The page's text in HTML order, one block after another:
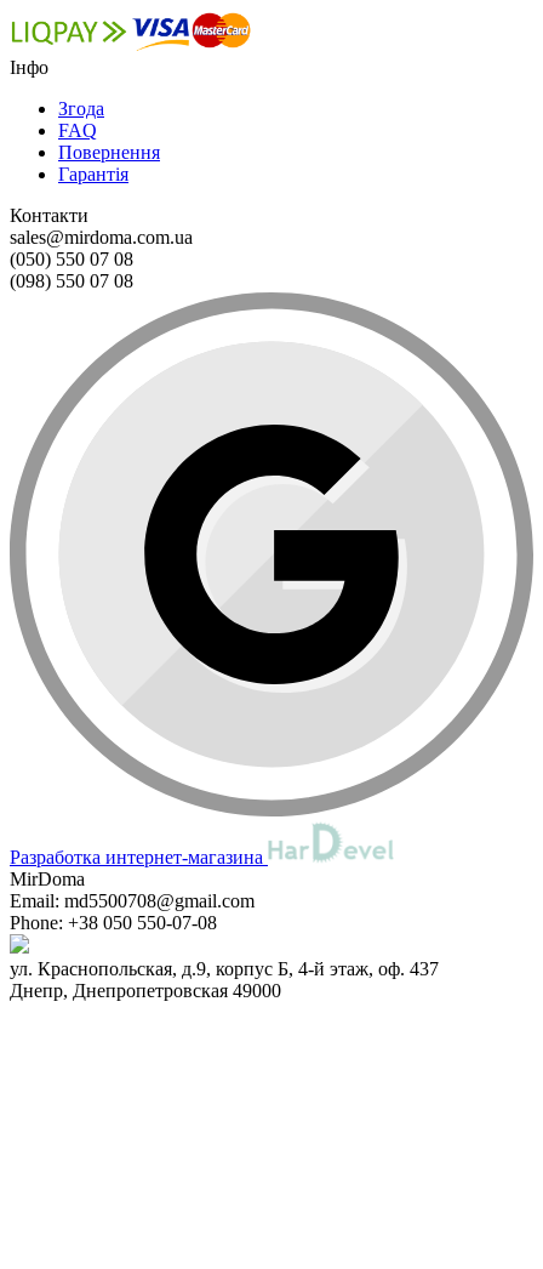
Інфо
Згода
FAQ
Повернення
Гарантія
Контакти
sales@mirdoma.com.ua
(050) 550 07 08
(098) 550 07 08
Разработка интернет-магазина
MirDoma
Email: md5500708@gmail.com
Phone: +38 050 550-07-08
ул. Краснопольская, д.9, корпус Б, 4-й этаж, оф. 437
Днепр, Днепропетровская 49000